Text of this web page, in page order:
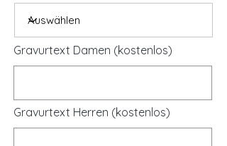
Gravurtext Damen (kostenlos)
Gravurtext Herren (kostenlos)